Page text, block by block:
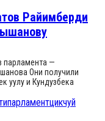
Райимберди
парламента —
Они получили
уулу и Кундузбека
парламентцикчуй